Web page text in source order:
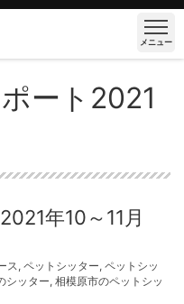
メニュー
ート2021
年10～11月
ス , ペットシッター, ペットシッ
シッター, 相模原市のペットシッ